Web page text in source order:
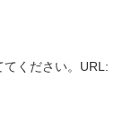
てください。URL: